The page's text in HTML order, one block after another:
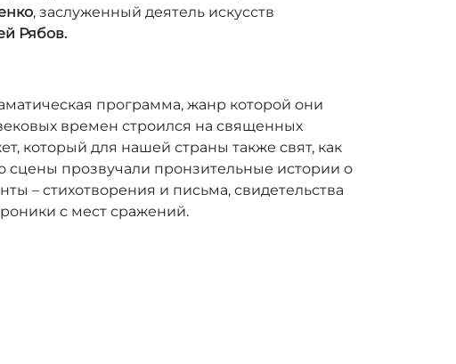
, заслуженный деятель искусств
Рябов.
программа, жанр которой они
времен строился на священных
который для нашей страны также свят, как
сцены прозвучали пронзительные истории о
– стихотворения и письма, свидетельства
с мест сражений.